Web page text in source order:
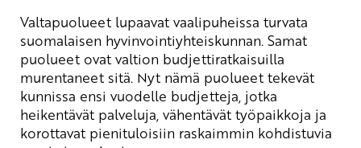
Valtapuolueet lupaavat vaalipuheissa turvata
suomalaisen hyvinvointiyhteiskunnan. Samat
puolueet ovat valtion budjettiratkaisuilla
murentaneet sitä. Nyt nämä puolueet tekevät
kunnissa ensi vuodelle budjetteja, jotka
heikentävät palveluja, vähentävät työpaikkoja ja
korottavat pienituloisiin raskaimmin kohdistuvia